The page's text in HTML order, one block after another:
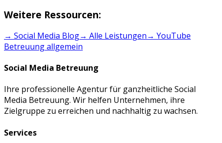
Weitere Ressourcen:
→ Social Media Blog→ Alle Leistungen→ YouTube
Betreuungallgemein
Social Media Betreuung
Ihre professionelle Agentur für ganzheitliche Social
Media Betreuung. Wir helfen Unternehmen, ihre
Zielgruppe zu erreichen und nachhaltig zu wachsen.
Services